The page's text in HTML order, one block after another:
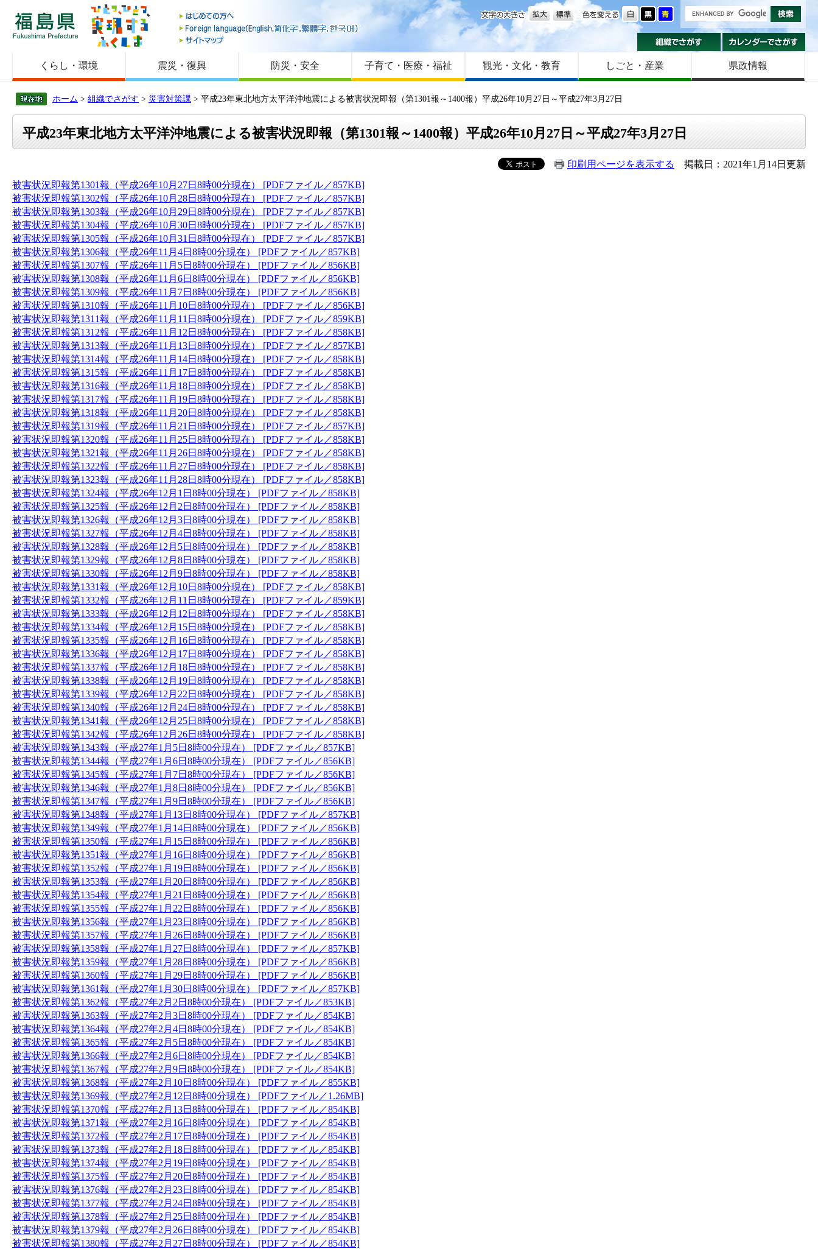
福島県
はじめての方へ
Foreign language
サイトマップ
色を変える
文字の大きさ
組織でさがす
くらし・環境 震災・復興 防災・安全 子育て・医療・福祉 観光・文化・教育 しごと・産業 県政情報
ホーム > 組織でさがす > 災害対策課 > 平成23年東北地方太平洋沖地震による被害状況即報（第1301報～1400報）平成26年10月27日～平成27年3月27日
平成23年東北地方太平洋沖地震による被害状況即報（第1301報～1400報）平成26年10月27日～平成27年3月27日
印刷用ページを表示する
掲載日：2021年1月14日更新
被害状況即報第1301報（平成26年10月27日8時00分現在） [PDFファイル／857KB]
被害状況即報第1302報（平成26年10月28日8時00分現在） [PDFファイル／857KB]
被害状況即報第1303報（平成26年10月29日8時00分現在） [PDFファイル／857KB]
被害状況即報第1304報（平成26年10月30日8時00分現在） [PDFファイル／857KB]
被害状況即報第1305報（平成26年10月31日8時00分現在） [PDFファイル／857KB]
被害状況即報第1306報（平成26年11月4日8時00分現在） [PDFファイル／857KB]
被害状況即報第1307報（平成26年11月5日8時00分現在） [PDFファイル／856KB]
被害状況即報第1308報（平成26年11月6日8時00分現在） [PDFファイル／856KB]
被害状況即報第1309報（平成26年11月7日8時00分現在） [PDFファイル／856KB]
被害状況即報第1310報（平成26年11月10日8時00分現在） [PDFファイル／856KB]
被害状況即報第1311報（平成26年11月11日8時00分現在） [PDFファイル／859KB]
被害状況即報第1312報（平成26年11月12日8時00分現在） [PDFファイル／858KB]
被害状況即報第1313報（平成26年11月13日8時00分現在） [PDFファイル／857KB]
被害状況即報第1314報（平成26年11月14日8時00分現在） [PDFファイル／858KB]
被害状況即報第1315報（平成26年11月17日8時00分現在） [PDFファイル／858KB]
被害状況即報第1316報（平成26年11月18日8時00分現在） [PDFファイル／858KB]
被害状況即報第1317報（平成26年11月19日8時00分現在） [PDFファイル／858KB]
被害状況即報第1318報（平成26年11月20日8時00分現在） [PDFファイル／858KB]
被害状況即報第1319報（平成26年11月21日8時00分現在） [PDFファイル／857KB]
被害状況即報第1320報（平成26年11月25日8時00分現在） [PDFファイル／858KB]
被害状況即報第1321報（平成26年11月26日8時00分現在） [PDFファイル／858KB]
被害状況即報第1322報（平成26年11月27日8時00分現在） [PDFファイル／858KB]
被害状況即報第1323報（平成26年11月28日8時00分現在） [PDFファイル／858KB]
被害状況即報第1324報（平成26年12月1日8時00分現在） [PDFファイル／858KB]
被害状況即報第1325報（平成26年12月2日8時00分現在） [PDFファイル／858KB]
被害状況即報第1326報（平成26年12月3日8時00分現在） [PDFファイル／858KB]
被害状況即報第1327報（平成26年12月4日8時00分現在） [PDFファイル／858KB]
被害状況即報第1328報（平成26年12月5日8時00分現在） [PDFファイル／858KB]
被害状況即報第1329報（平成26年12月8日8時00分現在） [PDFファイル／858KB]
被害状況即報第1330報（平成26年12月9日8時00分現在） [PDFファイル／858KB]
被害状況即報第1331報（平成26年12月10日8時00分現在） [PDFファイル／858KB]
被害状況即報第1332報（平成26年12月11日8時00分現在） [PDFファイル／859KB]
被害状況即報第1333報（平成26年12月12日8時00分現在） [PDFファイル／858KB]
被害状況即報第1334報（平成26年12月15日8時00分現在） [PDFファイル／858KB]
被害状況即報第1335報（平成26年12月16日8時00分現在） [PDFファイル／858KB]
被害状況即報第1336報（平成26年12月17日8時00分現在） [PDFファイル／858KB]
被害状況即報第1337報（平成26年12月18日8時00分現在） [PDFファイル／858KB]
被害状況即報第1338報（平成26年12月19日8時00分現在） [PDFファイル／858KB]
被害状況即報第1339報（平成26年12月22日8時00分現在） [PDFファイル／858KB]
被害状況即報第1340報（平成26年12月24日8時00分現在） [PDFファイル／858KB]
被害状況即報第1341報（平成26年12月25日8時00分現在） [PDFファイル／858KB]
被害状況即報第1342報（平成26年12月26日8時00分現在） [PDFファイル／858KB]
被害状況即報第1343報（平成27年1月5日8時00分現在） [PDFファイル／857KB]
被害状況即報第1344報（平成27年1月6日8時00分現在） [PDFファイル／856KB]
被害状況即報第1345報（平成27年1月7日8時00分現在） [PDFファイル／856KB]
被害状況即報第1346報（平成27年1月8日8時00分現在） [PDFファイル／856KB]
被害状況即報第1347報（平成27年1月9日8時00分現在） [PDFファイル／856KB]
被害状況即報第1348報（平成27年1月13日8時00分現在） [PDFファイル／857KB]
被害状況即報第1349報（平成27年1月14日8時00分現在） [PDFファイル／856KB]
被害状況即報第1350報（平成27年1月15日8時00分現在） [PDFファイル／856KB]
被害状況即報第1351報（平成27年1月16日8時00分現在） [PDFファイル／856KB]
被害状況即報第1352報（平成27年1月19日8時00分現在） [PDFファイル／856KB]
被害状況即報第1353報（平成27年1月20日8時00分現在） [PDFファイル／856KB]
被害状況即報第1354報（平成27年1月21日8時00分現在） [PDFファイル／856KB]
被害状況即報第1355報（平成27年1月22日8時00分現在） [PDFファイル／856KB]
被害状況即報第1356報（平成27年1月23日8時00分現在） [PDFファイル／856KB]
被害状況即報第1357報（平成27年1月26日8時00分現在） [PDFファイル／856KB]
被害状況即報第1358報（平成27年1月27日8時00分現在） [PDFファイル／857KB]
被害状況即報第1359報（平成27年1月28日8時00分現在） [PDFファイル／856KB]
被害状況即報第1360報（平成27年1月29日8時00分現在） [PDFファイル／856KB]
被害状況即報第1361報（平成27年1月30日8時00分現在） [PDFファイル／857KB]
被害状況即報第1362報（平成27年2月2日8時00分現在） [PDFファイル／853KB]
被害状況即報第1363報（平成27年2月3日8時00分現在） [PDFファイル／854KB]
被害状況即報第1364報（平成27年2月4日8時00分現在） [PDFファイル／854KB]
被害状況即報第1365報（平成27年2月5日8時00分現在） [PDFファイル／854KB]
被害状況即報第1366報（平成27年2月6日8時00分現在） [PDFファイル／854KB]
被害状況即報第1367報（平成27年2月9日8時00分現在） [PDFファイル／854KB]
被害状況即報第1368報（平成27年2月10日8時00分現在） [PDFファイル／855KB]
被害状況即報第1369報（平成27年2月12日8時00分現在） [PDFファイル／1.26MB]
被害状況即報第1370報（平成27年2月13日8時00分現在） [PDFファイル／854KB]
被害状況即報第1371報（平成27年2月16日8時00分現在） [PDFファイル／854KB]
被害状況即報第1372報（平成27年2月17日8時00分現在） [PDFファイル／854KB]
被害状況即報第1373報（平成27年2月18日8時00分現在） [PDFファイル／854KB]
被害状況即報第1374報（平成27年2月19日8時00分現在） [PDFファイル／854KB]
被害状況即報第1375報（平成27年2月20日8時00分現在） [PDFファイル／854KB]
被害状況即報第1376報（平成27年2月23日8時00分現在） [PDFファイル／854KB]
被害状況即報第1377報（平成27年2月24日8時00分現在） [PDFファイル／854KB]
被害状況即報第1378報（平成27年2月25日8時00分現在） [PDFファイル／854KB]
被害状況即報第1379報（平成27年2月26日8時00分現在） [PDFファイル／854KB]
被害状況即報第1380報（平成27年2月27日8時00分現在） [PDFファイル／854KB]